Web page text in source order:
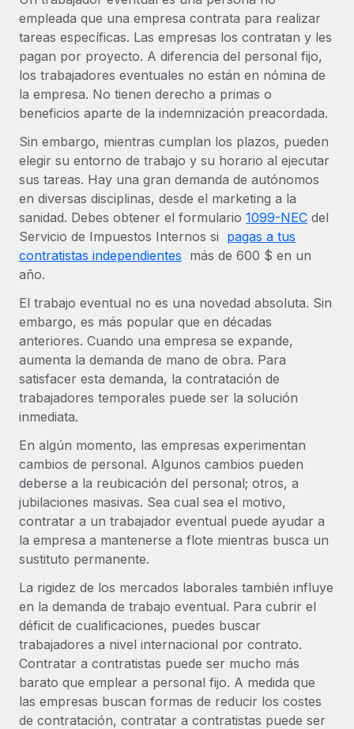
Contractor Management
Integra y gestiona a autónomos globalmente.
PEO
Externaliza tareas laborales complejas.
INFRAESTRUCTURA
Conexión Remote
Integra los RR. HH. en tus flujos de trabajo sin
complicaciones.
Plataforma
Funciones esenciales de RR. HH. integradas para tu
Conectar
Conecta cualquier herramienta de IA con Remote
Integraciones
Optimiza los procesos con herramientas empresariales
esenciales.
Pregunta a un experto
Obtén ayuda de gente experta en RR. HH. globales
y cumplimiento normativo.
Simplifica los procesos de cribado de candidatos.
Cumplimiento normativo
Adelántate a los riesgos de cumplimiento
normativo.
Gestión de dispositivos
Proporciona dispositivos tecnológicos y contrólalos
Compáranos con otras empresas.
ETAPAS DE CRECIMIENTO
Startups
Soluciones ágiles de RR. HH. globales y nóminas para
Mediana empresa
Amplía tu equipo con soluciones de RR. HH.
personalizadas.
Empresa
RR. HH. globales para grandes empresas.
ASOCIARSE
Socios tecnológicos estratégicos
Integra la gestión de los RR. HH. globales en tu
plataforma de forma flexible.
Asociarse
Descubre oportunidades de colaborar con nosotros.
Remote Build
Próximamente
Consultoría de integraciones y automatización con IA.
CASOS PRÁCTICOS
Calculadora de pagos a autónomos
Descubre opciones de divisas y tiempos de pago para
autónomos globales.
APRENDIZAJE CON REMOTE
Guías y recursos
Casos prácticos
Glosario de RR. HH.
Listas de verificación y plantillas
Biblioteca de descripciones de puestos
Webinarios
Eventos
Sala de prensa
Información sobre salarios y talento
Centro de información
Obtén ayuda
Consulta todos los recursos
BLOG
Nómina global
EOR y PEO
Contractor Management
Impuestos
Explora el blog
Nederlands
Français
Deutsch
Español
Italiano
Português (Portugal)
日本語
한국어
中文（简体）
Iniciar sesión
empleada que una empresa contrata para realizar
tareas específicas. Las empresas los contratan y les
pagan por proyecto. A diferencia del personal fijo,
los trabajadores eventuales no están en nómina de
la empresa. No tienen derecho a primas o
beneficios aparte de la indemnización preacordada.
Sin embargo, mientras cumplan los plazos, pueden
elegir su entorno de trabajo y su horario al ejecutar
sus tareas. Hay una gran demanda de autónomos
en diversas disciplinas, desde el marketing a la
sanidad. Debes obtener el formulario 1099-NEC del
Servicio de Impuestos Internos si pagas a tus
contratistas independientes más de 600 $ en un
año.
El trabajo eventual no es una novedad absoluta. Sin
embargo, es más popular que en décadas
anteriores. Cuando una empresa se expande,
aumenta la demanda de mano de obra. Para
satisfacer esta demanda, la contratación de
trabajadores temporales puede ser la solución
inmediata.
En algún momento, las empresas experimentan
cambios de personal. Algunos cambios pueden
deberse a la reubicación del personal; otros, a
jubilaciones masivas. Sea cual sea el motivo,
contratar a un trabajador eventual puede ayudar a
la empresa a mantenerse a flote mientras busca un
sustituto permanente.
La rigidez de los mercados laborales también influye
en la demanda de trabajo eventual. Para cubrir el
déficit de cualificaciones, puedes buscar
trabajadores a nivel internacional por contrato.
Contratar a contratistas puede ser mucho más
barato que emplear a personal fijo. A medida que
las empresas buscan formas de reducir los costes
de contratación, contratar a contratistas puede ser